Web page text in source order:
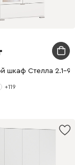
шкаф Стелла 2.1-
+119